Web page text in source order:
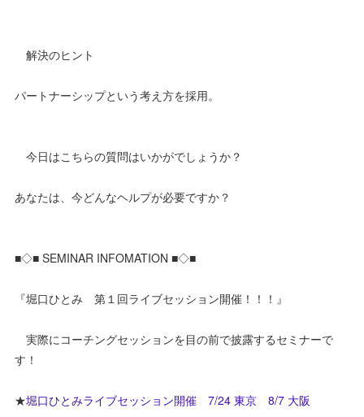
解決のヒント
パートナーシップという考え方を採用。
今日はこちらの質問はいかがでしょうか？
あなたは、今どんなヘルプが必要ですか？
■◇■ SEMINAR INFOMATION ■◇■
『堀口ひとみ 第１回ライブセッション開催！！！』
実際にコーチングセッションを目の前で披露するセミナーで
す！
★堀口ひとみライブセッション開催 7/24 東京 8/7 大阪